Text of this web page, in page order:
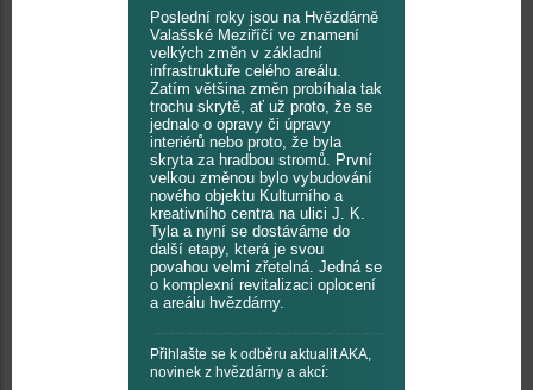
Poslední roky jsou na Hvězdárně
Valašské Meziříčí ve znamení
velkých změn v základní
infrastruktuře celého areálu.
Zatím většina změn probíhala tak
trochu skrytě, ať už proto, že se
jednalo o opravy či úpravy
interiérů nebo proto, že byla
skryta za hradbou stromů. První
velkou změnou bylo vybudování
nového objektu Kulturního a
kreativního centra na ulici J. K.
Tyla a nyní se dostáváme do
další etapy, která je svou
povahou velmi zřetelná. Jedná se
o komplexní revitalizaci oplocení
a areálu hvězdárny.
Přihlašte se k odběru aktualit AKA,
novinek z hvězdárny a akcí: